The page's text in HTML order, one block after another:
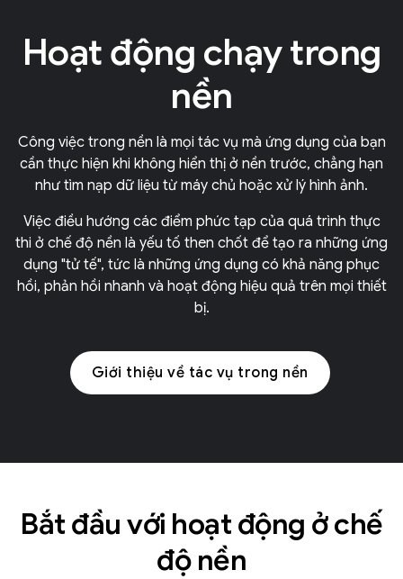
Hoạt động chạy trong
nền
Công việc trong nền là mọi tác vụ mà ứng dụng của bạn
cần thực hiện khi không hiển thị ở nền trước, chẳng hạn
như tìm nạp dữ liệu từ máy chủ hoặc xử lý hình ảnh.
Việc điều hướng các điểm phức tạp của quá trình thực
thi ở chế độ nền là yếu tố then chốt để tạo ra những ứng
dụng "tử tế", tức là những ứng dụng có khả năng phục
hồi, phản hồi nhanh và hoạt động hiệu quả trên mọi thiết
bị.
Giới thiệu về tác vụ trong nền
Bắt đầu với hoạt động ở chế
độ nền